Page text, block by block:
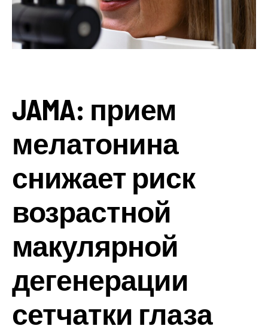
JAMA: прием
мелатонина
снижает риск
возрастной
макулярной
дегенерации
сетчатки глаза